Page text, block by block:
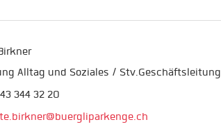
Alltag und Soziales / Stv.Geschäftsleitung
344 32 20